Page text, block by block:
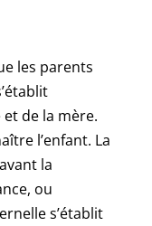
les parents
de la mère.
l’enfant. La
la
ou
s’établit